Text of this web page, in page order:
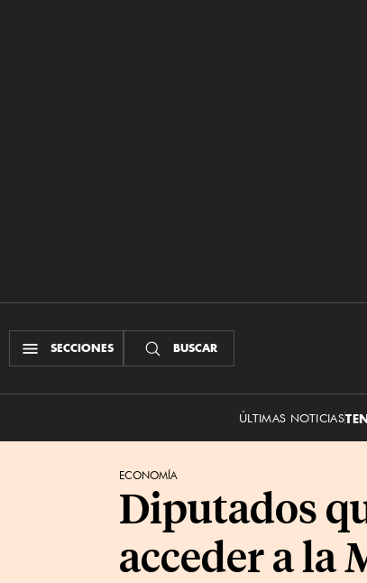
SECCIONES BUSCAR
ÚLTIMAS NOTICIAS
ECONOMÍA
Diputados
acceder a la